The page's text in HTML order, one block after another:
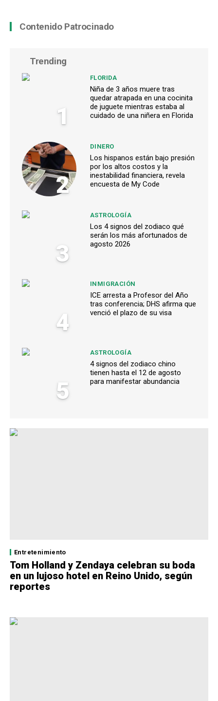
Contenido Patrocinado
Trending
1
FLORIDA
Niña de 3 años muere tras
quedar atrapada en una cocinita
de juguete mientras estaba al
cuidado de una niñera en Florida
2
DINERO
Los hispanos están bajo presión
por los altos costos y la
inestabilidad financiera, revela
encuesta de My Code
3
ASTROLOGÍA
Los 4 signos del zodiaco qué
serán los más afortunados de
agosto 2026
4
INMIGRACIÓN
ICE arresta a Profesor del Año
tras conferencia; DHS afirma que
venció el plazo de su visa
5
ASTROLOGÍA
4 signos del zodiaco chino
tienen hasta el 12 de agosto
para manifestar abundancia
Entretenimiento
Tom Holland y Zendaya celebran su boda
en un lujoso hotel en Reino Unido, según
reportes